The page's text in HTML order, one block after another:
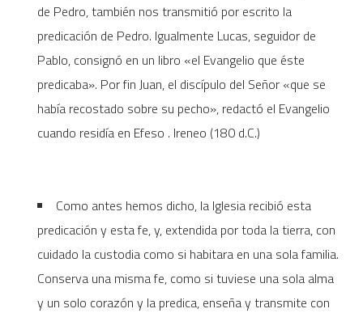
de Pedro, también nos transmitió por escrito la
predicación de Pedro. Igualmente Lucas, seguidor de
Pablo, consignó en un libro «el Evangelio que éste
predicaba». Por fin Juan, el discípulo del Señor «que se
había recostado sobre su pecho», redactó el Evangelio
cuando residía en Efeso . Ireneo (180 d.C.)
Como antes hemos dicho, la Iglesia recibió esta
predicación y esta fe, y, extendida por toda la tierra, con
cuidado la custodia como si habitara en una sola familia.
Conserva una misma fe, como si tuviese una sola alma
y un solo corazón y la predica, enseña y transmite con